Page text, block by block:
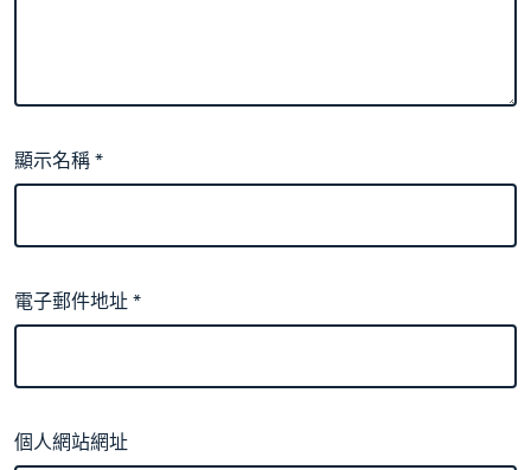
顯示名稱*
電子郵件地址*
個人網站網址